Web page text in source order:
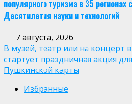
популярного туризма в 35 регионах
Десятилетия науки и технологий
7 августа, 2026
В музей, театр или на концерт
стартует праздничная акция
Пушкинской карты
Избранные